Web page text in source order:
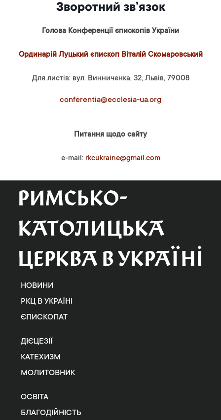
Зворотний зв’язок
Голова Конференції єпископів України
Ординарій Луцький єпископ Віталій Скомаровський
Для листів: вул. Винниченка, 32, Львів, 79008
conferentia@ecclesia-ua.org
Питання щодо сайту
e-mail: rkcukraine@gmail.com
НОВИНИ
РКЦ В УКРАЇНІ
ЄПИСКОПАТ
ДІЄЦЕЗІЇ
КАТЕХИЗМ
МОЛИТОВНИК
ОСВІТА
БЛАГОДІЙНІСТЬ